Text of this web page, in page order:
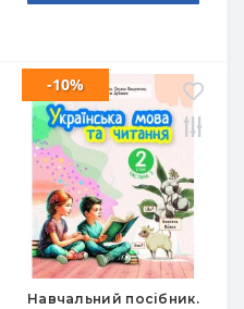
Навчальний посібник.
-10%